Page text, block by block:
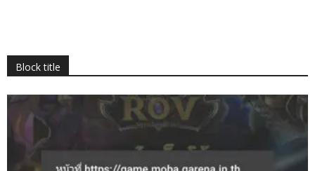
Block title